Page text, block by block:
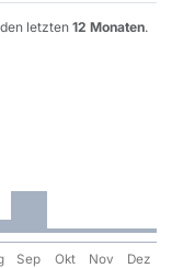
letzten 12 Monaten.
Sep Okt Nov Dez